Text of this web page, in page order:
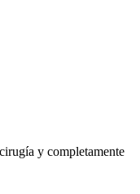
y completamente